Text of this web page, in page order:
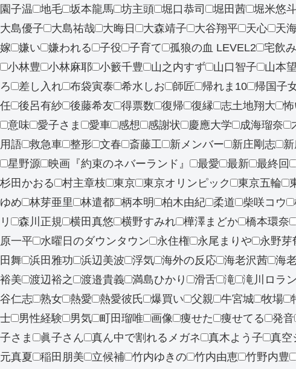
園子温
地毛 坂本龍馬 坊主頭 堀口恭司 堀田茜 堀米悠
大島優子
大島祐哉 大晦日 大森靖子 大谷翔平 天心 天
嫁
嫌い 嫌われる 子役 子育て 孤狼の血 LEVEL2 宅飲み
小林豊
小林麻耶 小籔千豊 山之内すず 山口智子 山本
ろ
差し入れ 布袋寅泰 希水しお 師匠 帰れま10 帰国子
任
後呂有紗 後藤希友 得票数 復帰 復縁 志土地翔大 怖
意味
愛子さま 愛車 感想 感謝状 慶應大学 成海瑠奈
用語
救急車 整形 文春 斎藤工 新メンバー 新庄剛志
星野源
映画『約束のネバーランド』 最愛 最新 最終回
杉田かおる
村主章枝 東京 東京オリンピック 東京五輪
ゆめ
林芽亜里 林遣都 柄本明 柏木由紀 柔道 柴咲コウ
リ
森川正規 横田真悠 横野すみれ 樺澤まどか 橋本環奈
原一平
水曜日のダウンタウン 永住権 永尾まりや 永野芽
田舞
浜田雅功 浜辺美波 浮気 海外の反応 海老沢茜 海
裕美
渡辺裕之 渡邉貴義 満島ひかり 滑舌 滝 滝川ロラン
谷仁志
熟女 熱愛 熱愛彼氏 爆買い 父親 牛宮城 牧場
士
男性経験 男気 町田瑠唯 画像 痩せた 痩せてる 発音
子さま
眞子さん 真ん中で割れるメガネ 真木よう子 真空
元真夏
稲田朋美 立候補 竹内ゆきの 竹内由恵 竹野内豊